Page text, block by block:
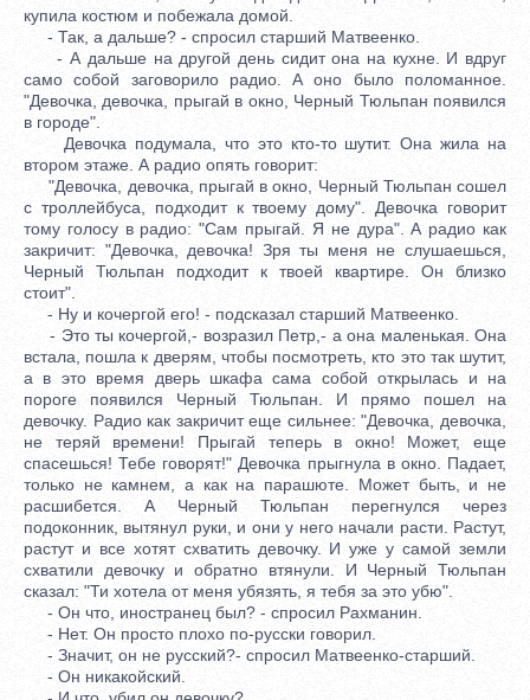
купила костюм и побежала домой.
- Так, а дальше? - спросил старший Матвеенко.
- А дальше на другой день сидит она на кухне. И вдруг
само собой заговорило радио. А оно было поломанное.
"Девочка, девочка, прыгай в окно, Черный Тюльпан появился
в городе".
Девочка подумала, что это кто-то шутит. Она жила на
втором этаже. А радио опять говорит:
"Девочка, девочка, прыгай в окно, Черный Тюльпан сошел
с троллейбуса, подходит к твоему дому". Девочка говорит
тому голосу в радио: "Сам прыгай. Я не дура". А радио как
закричит: "Девочка, девочка! Зря ты меня не слушаешься,
Черный Тюльпан подходит к твоей квартире. Он близко
стоит".
- Ну и кочергой его! - подсказал старший Матвеенко.
- Это ты кочергой,- возразил Петр,- а она маленькая. Она
встала, пошла к дверям, чтобы посмотреть, кто это так шутит,
а в это время дверь шкафа сама собой открылась и на
пороге появился Черный Тюльпан. И прямо пошел на
девочку. Радио как закричит еще сильнее: "Девочка, девочка,
не теряй времени! Прыгай теперь в окно! Может, еще
спасешься! Тебе говорят!" Девочка прыгнула в окно. Падает,
только не камнем, а как на парашюте. Может быть, и не
расшибется. А Черный Тюльпан перегнулся через
подоконник, вытянул руки, и они у него начали расти. Растут,
растут и все хотят схватить девочку. И уже у самой земли
схватили девочку и обратно втянули. И Черный Тюльпан
сказал: "Ти хотела от меня убязять, я тебя за это убю".
- Он что, иностранец был? - спросил Рахманин.
- Нет. Он просто плохо по-русски говорил.
- Значит, он не русский?- спросил Матвеенко-старший.
- Он никакойский.